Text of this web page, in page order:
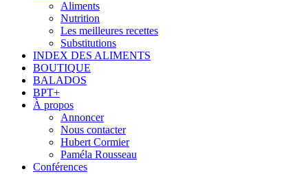
Aliments
Nutrition
Les meilleures recettes
Substitutions
INDEX DES ALIMENTS
BOUTIQUE
BALADOS
BPT+
À propos
Annoncer
Nous contacter
Hubert Cormier
Paméla Rousseau
Conférences